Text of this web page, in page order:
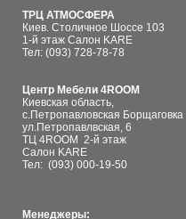
ТРЦ АТМОСФЕРА
Киев. Столичное Шоссе 103
1-й этаж Салон KARE
Тел: (093) 728-78-78
Центр Мебели 4ROOM
Киевская область,
с.Петропавловская Борщаговка
ул.Петропавлвская, 6
ТЦ 4ROOM 2-й этаж
Салон KARE
Тел: (093) 000-19-50
Менеджеры: